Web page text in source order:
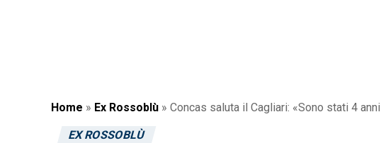
Home » Ex Rossoblù » Concas saluta il Cagliari: «Sono stati 4
EX ROSSOBLÙ